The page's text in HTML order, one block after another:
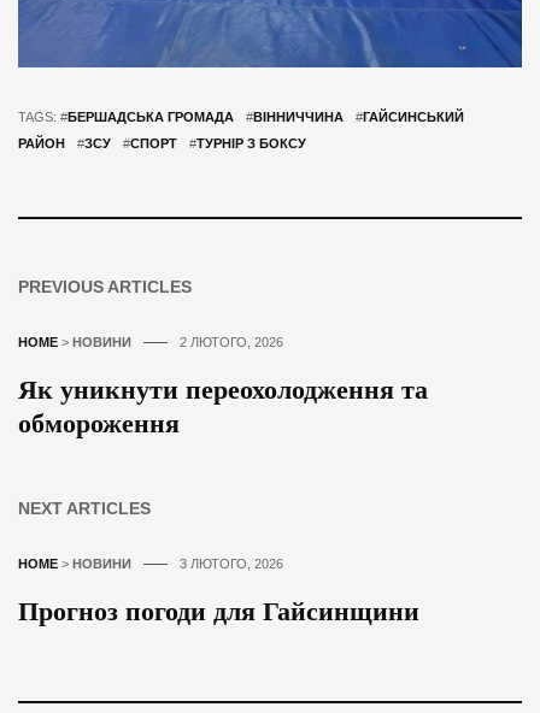
TAGS: #БЕРШАДСЬКА ГРОМАДА #ВІННИЧЧИНА #ГАЙСИНСЬКИЙ
РАЙОН
#ЗСУ #СПОРТ #ТУРНІР З БОКСУ
PREVIOUS ARTICLES
HOME > НОВИНИ 2 ЛЮТОГО, 2026
Як уникнути переохолодження та
обмороження
NEXT ARTICLES
HOME > НОВИНИ 3 ЛЮТОГО, 2026
Прогноз погоди для Гайсинщини